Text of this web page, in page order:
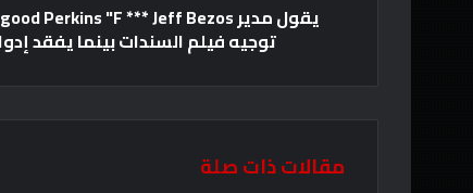
توجيه فيلم السندات بينما يفقد إدوارد
مقالات ذات صلة